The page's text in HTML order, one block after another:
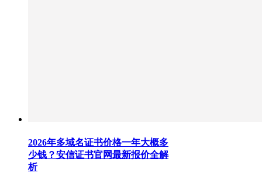
2026年多域名证书价格一年大概多
少钱？安信证书官网最新报价全解
析